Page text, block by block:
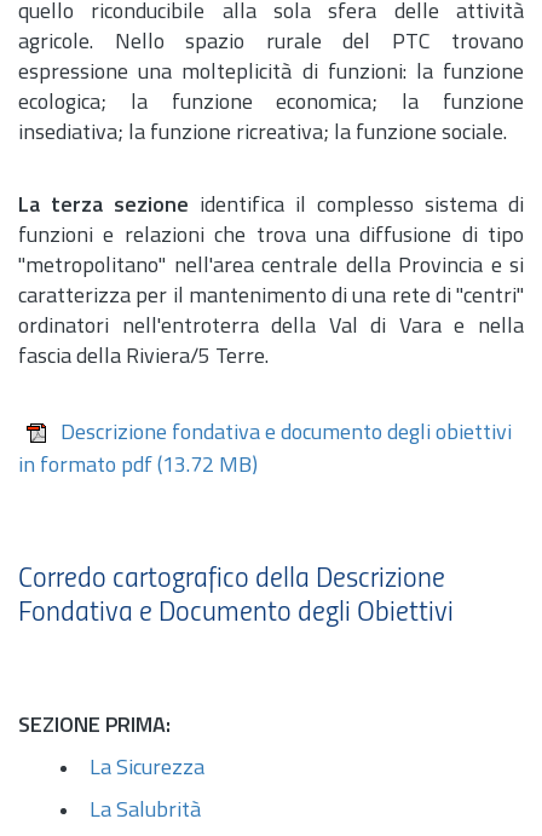
quello riconducibile alla sola sfera delle attività
agricole. Nello spazio rurale del PTC trovano
espressione una molteplicità di funzioni: la funzione
ecologica; la funzione economica; la funzione
insediativa; la funzione ricreativa; la funzione sociale.
La terza sezione identifica il complesso sistema di
funzioni e relazioni che trova una diffusione di tipo
"metropolitano" nell'area centrale della Provincia e si
caratterizza per il mantenimento di una rete di "centri"
ordinatori nell'entroterra della Val di Vara e nella
fascia della Riviera/5 Terre.
Descrizione fondativa e documento degli obiettivi
in formato pdf (13.72 MB)
Corredo cartografico della Descrizione
Fondativa e Documento degli Obiettivi
SEZIONE PRIMA:
La Sicurezza
La Salubrità